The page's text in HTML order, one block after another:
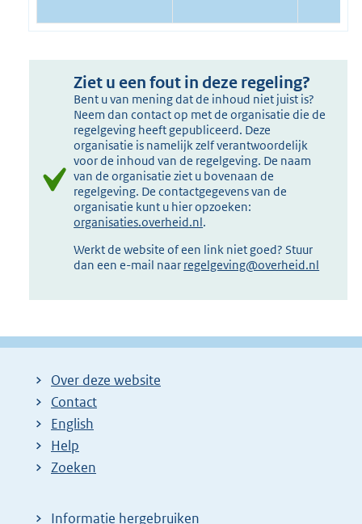
Ziet u een fout in deze regeling?
Bent u van mening dat de inhoud niet juist is?
Neem dan contact op met de organisatie die de
regelgeving heeft gepubliceerd. Deze
organisatie is namelijk zelf verantwoordelijk
voor de inhoud van de regelgeving. De naam
van de organisatie ziet u bovenaan de
regelgeving. De contactgegevens van de
organisatie kunt u hier opzoeken:
organisaties.overheid.nl.
Werkt de website of een link niet goed? Stuur
dan een e-mail naar regelgeving@overheid.nl
Over deze website
Contact
English
Help
Zoeken
Informatie hergebruiken